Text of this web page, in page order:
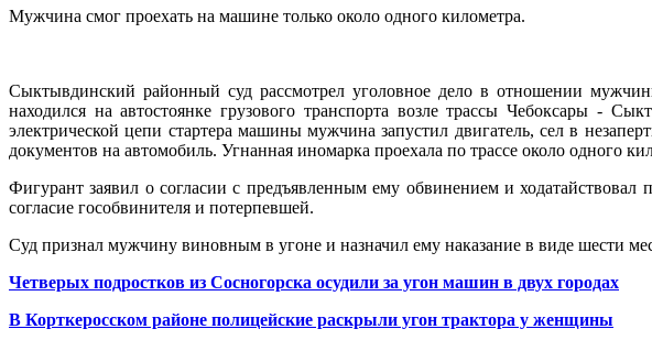
Мужчина смог проехать на машине только около одного километра.
Сыктывдинский районный суд рассмотрел уголовное дело в отношении
находился на автостоянке грузового транспорта возле трассы Чебоксары -
электрической цепи стартера машины мужчина запустил двигатель, сел в
документов на автомобиль. Угнанная иномарка проехала по трассе около одного
Фигурант заявил о согласии с предъявленным ему обвинением и ходатайствовал
согласие гособвинителя и потерпевшей.
Суд признал мужчину виновным в угоне и назначил ему наказание в виде шести
Четверых подростков из Сосногорска осудили за угон машин в двух городах
В Корткеросском районе полицейские раскрыли угон трактора у женщины